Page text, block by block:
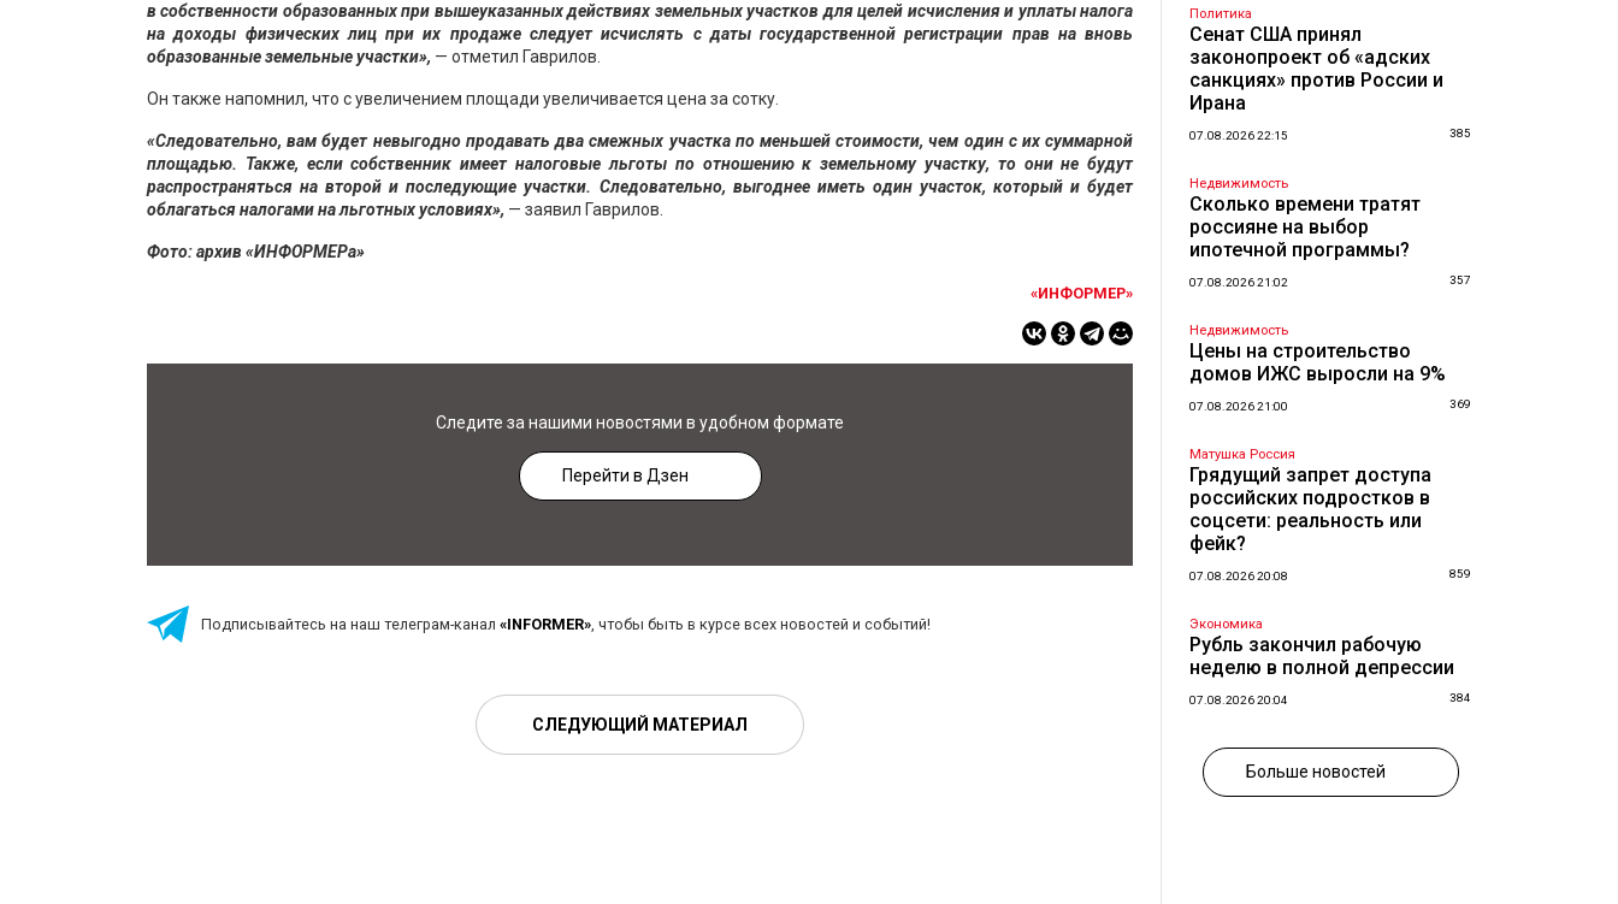
в собственности образованных при вышеуказанных действиях земельных участков для целей исчисления и уплаты налога
на доходы физических лиц при их продаже следует исчислять с даты государственной регистрации прав на вновь
образованные земельные участки», — отметил Гаврилов.
Он также напомнил, что с увеличением площади увеличивается цена за сотку.
«Следовательно, вам будет невыгодно продавать два смежных участка по меньшей стоимости, чем один с их суммарной
площадью. Также, если собственник имеет налоговые льготы по отношению к земельному участку, то они не будут
распространяться на второй и последующие участки. Следовательно, выгоднее иметь один участок, который и будет
облагаться налогами на льготных условиях», — заявил Гаврилов.
Фото: архив «ИНФОРМЕРа»
«ИНФОРМЕР»
Следите за нашими новостями в удобном формате
Перейти в Дзен
Подписывайтесь на наш телеграм-канал «INFORMER», чтобы быть в курсе всех новостей и событий!
СЛЕДУЮЩИЙ МАТЕРИАЛ
Политика
Сенат США принял
законопроект об «адских
санкциях» против России и
Ирана
07.08.2026 22:15 385
Недвижимость
Сколько времени тратят
россияне на выбор
ипотечной программы?
07.08.2026 21:02 357
Недвижимость
Цены на строительство
домов ИЖС выросли на 9%
07.08.2026 21:00 369
Матушка Россия
Грядущий запрет доступа
российских подростков в
соцсети: реальность или
фейк?
07.08.2026 20:08 859
Экономика
Рубль закончил рабочую
неделю в полной депрессии
07.08.2026 20:04 384
Больше новостей